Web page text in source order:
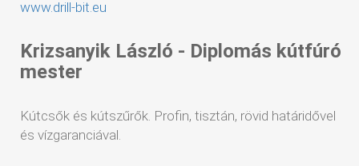
www.drill-bit.eu
Krizsanyik László - Diplomás kútfúró
mester
Kútcsők és kútszűrők. Profin, tisztán, rövid határidővel
és vízgaranciával.